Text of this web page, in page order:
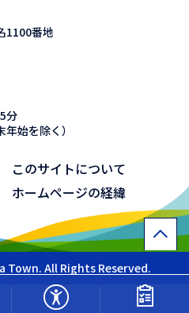
1100番地
分
始を除く）
このサイトについて
ホームページの経緯
Town. All Rights Reserved.